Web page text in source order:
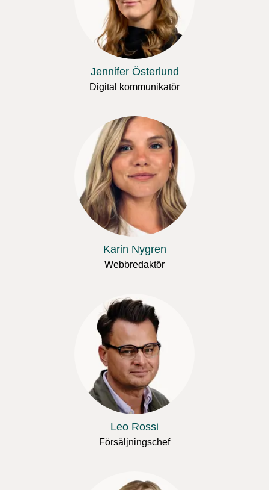
Jennifer Österlund
Digital kommunikatör
Karin Nygren
Webbredaktör
Leo Rossi
Försäljningschef